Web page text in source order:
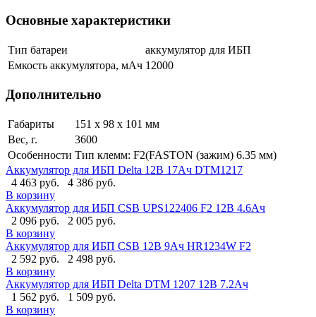
Основные характеристики
Тип батареи
аккумулятор для ИБП
Емкость аккумулятора, мАч 12000
Дополнительно
Габариты
151 х 98 х 101 мм
Вес, г.
3600
Особенности Тип клемм: F2(FASTON (зажим) 6.35 мм)
Аккумулятор для ИБП Delta 12B 17Ач DTM1217
4 463 руб.
4 386 руб.
В корзину
Аккумулятор для ИБП CSB UPS122406 F2 12B 4.6Ач
2 096 руб.
2 005 руб.
В корзину
Аккумулятор для ИБП CSB 12B 9Ач HR1234W F2
2 592 руб.
2 498 руб.
В корзину
Аккумулятор для ИБП Delta DTM 1207 12B 7.2Ач
1 562 руб.
1 509 руб.
В корзину